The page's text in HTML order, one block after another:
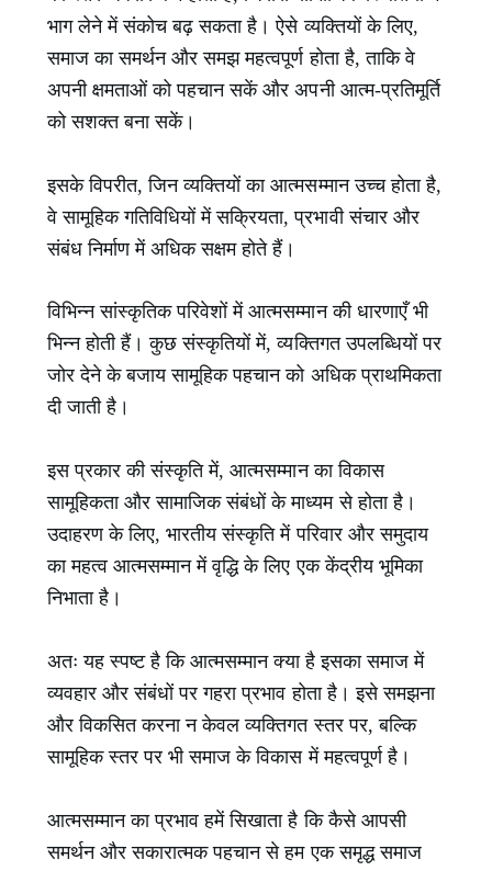
भाग लेने में संकोच बढ़ सकता है। ऐसे व्यक्तियों के लिए,
समाज का समर्थन और समझ महत्वपूर्ण होता है, ताकि वे
अपनी क्षमताओं को पहचान सकें और अपनी आत्म-प्रतिमूर्ति
को सशक्त बना सकें।
इसके विपरीत, जिन व्यक्तियों का आत्मसम्मान उच्च होता है,
वे सामूहिक गतिविधियों में सक्रियता, प्रभावी संचार और
संबंध निर्माण में अधिक सक्षम होते हैं।
विभिन्न सांस्कृतिक परिवेशों में आत्मसम्मान की धारणाएँ भी
भिन्न होती हैं। कुछ संस्कृतियों में, व्यक्तिगत उपलब्धियों पर
जोर देने के बजाय सामूहिक पहचान को अधिक प्राथमिकता
दी जाती है।
इस प्रकार की संस्कृति में, आत्मसम्मान का विकास
सामूहिकता और सामाजिक संबंधों के माध्यम से होता है।
उदाहरण के लिए, भारतीय संस्कृति में परिवार और समुदाय
का महत्व आत्मसम्मान में वृद्धि के लिए एक केंद्रीय भूमिका
निभाता है।
अतः यह स्पष्ट है कि आत्मसम्मान क्या है इसका समाज में
व्यवहार और संबंधों पर गहरा प्रभाव होता है। इसे समझना
और विकसित करना न केवल व्यक्तिगत स्तर पर, बल्कि
सामूहिक स्तर पर भी समाज के विकास में महत्वपूर्ण है।
आत्मसम्मान का प्रभाव हमें सिखाता है कि कैसे आपसी
समर्थन और सकारात्मक पहचान से हम एक समृद्ध समाज